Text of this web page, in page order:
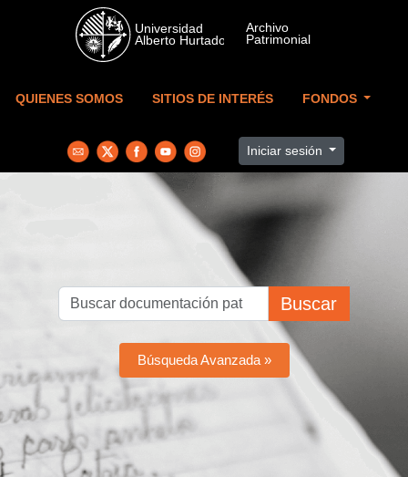
Skip to main content
QUIENES SOMOS SITIOS DE INTERÉS FONDOS
Iniciar sesión
Buscar
Búsqueda Avanzada »